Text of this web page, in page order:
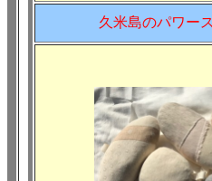
久米島のパワー